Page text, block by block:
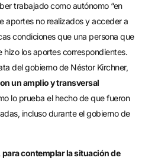
trabajado como autónomo “en
aportes no realizados y acceder a
condiciones que una persona que
los aportes correspondientes.
del gobierno de Néstor Kirchner,
un amplio y transversal
lo prueba el hecho de que fueron
incluso durante el gobierno de
contemplar la situación de